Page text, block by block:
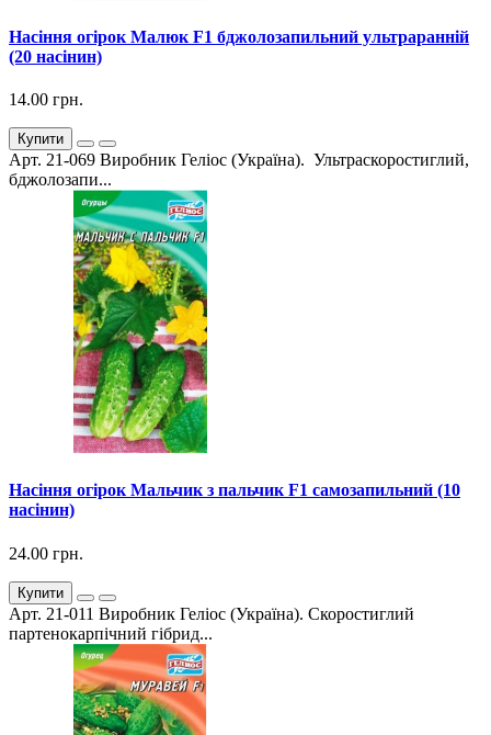
Насіння огірок Малюк F1 бджолозапильний ультраранній
(20 насінин)
14.00 грн.
Купити
Арт. 21-069 Виробник Геліос (Україна). Ультраскоростиглий,
бджолозапи...
Насіння огірок Мальчик з пальчик F1 самозапильний (10
насінин)
24.00 грн.
Купити
Арт. 21-011 Виробник Геліос (Україна). Скоростиглий
партенокарпічний гібрид...